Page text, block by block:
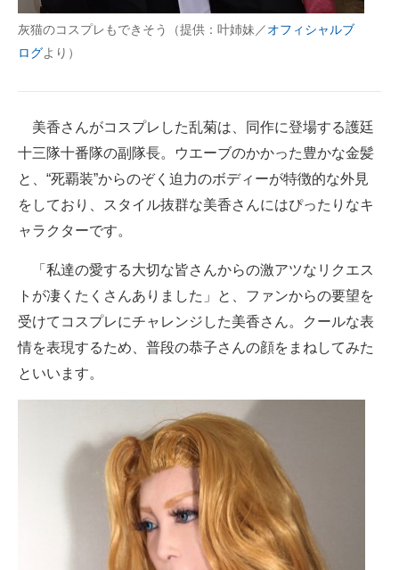
電子設計の基本と応用
ちょっと気になるネットの話題
灰猫のコスプレもできそう（提供：叶姉妹／オフィシャルブ
ログより）
美香さんがコスプレした乱菊は、同作に登場する護廷
十三隊十番隊の副隊長。ウエーブのかかった豊かな金髪
と、“死覇装”からのぞく迫力のボディーが特徴的な外見
をしており、スタイル抜群な美香さんにはぴったりなキ
ャラクターです。
「私達の愛する大切な皆さんからの激アツなリクエス
トが凄くたくさんありました」と、ファンからの要望を
受けてコスプレにチャレンジした美香さん。クールな表
情を表現するため、普段の恭子さんの顔をまねしてみた
といいます。